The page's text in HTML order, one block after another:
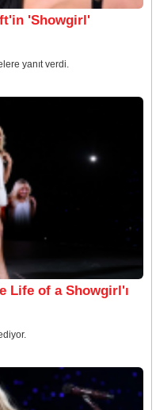
'Showgirl'
yanıt verdi.
Life of a Showgirl'ı